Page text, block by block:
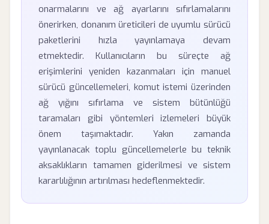
onarmalarını ve ağ ayarlarını sıfırlamalarını
önerirken, donanım üreticileri de uyumlu sürücü
paketlerini hızla yayınlamaya devam
etmektedir. Kullanıcıların bu süreçte ağ
erişimlerini yeniden kazanmaları için manuel
sürücü güncellemeleri, komut istemi üzerinden
ağ yığını sıfırlama ve sistem bütünlüğü
taramaları gibi yöntemleri izlemeleri büyük
önem taşımaktadır. Yakın zamanda
yayınlanacak toplu güncellemelerle bu teknik
aksaklıkların tamamen giderilmesi ve sistem
kararlılığının artırılması hedeflenmektedir.